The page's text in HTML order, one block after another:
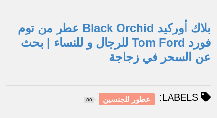
بلاك أوركيد Black Orchid عطر من توم
فورد Tom Ford للرجال و للنساء | بحث
عن السحر في زجاجة
LABELS: عطور للجنسين 80